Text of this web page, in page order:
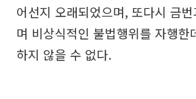
어선지 오래되었으며, 또다시 금
며 비상식적인 불법행위를 자행한
하지 않을 수 없다.